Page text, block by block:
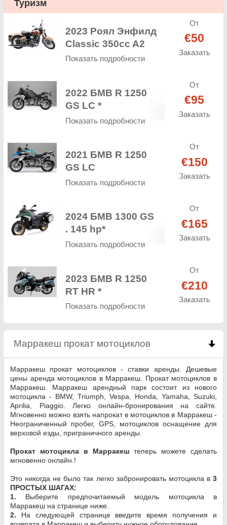
Туризм
2023 Роял Энфилд
Classic 350cc A2
Показать подробности
От
€50
Заказать
2022 БМВ R 1250
GS LC *
Показать подробности
От
€95
Заказать
2021 БМВ R 1250
GS LC
Показать подробности
От
€150
Заказать
2024 БМВ 1300 GS
. 145 hp*
Показать подробности
От
€165
Заказать
2023 БМВ R 1250
RT HR *
Показать подробности
От
€210
Заказать
Марракеш прокат мотоциклов click to collapse
Марракеш прокат мотоциклов - ставки аренды. Дешевые
цены аренда мотоциклов в Марракеш. Прокат мотоциклов в
Марракеш. Марракеш арендный парк состоит из нового
мотоцикла - BMW, Triumph, Vespa, Honda, Yamaha, Suzuki,
Aprilia, Piaggio. Легко онлайн-бронирования на сайте.
Мгновенно можно взять напрокат в мотоциклов в Марракеш -
Неограниченный пробег, GPS, мотоциклов оснащение для
верховой езды, приграничного аренды.
Прокат мотоцикла в Марракеш теперь можете сделать
мгновенно онлайн.!
Это никогда не было так легко забронировать мотоцикла в 3
ПРОСТЫХ ШАГАХ:
1. Выберите предпочитаемый модель мотоцикла в
Марракеш на странице ниже.
2. На следующей странице введите время получения и